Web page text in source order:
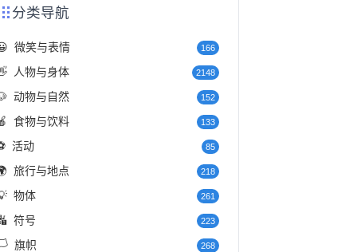
分类导航
微笑与表情 166
人物与身体 2148
动物与自然 152
食物与饮料 133
活动 85
旅行与地点 218
物体 261
符号 223
旗帜 268